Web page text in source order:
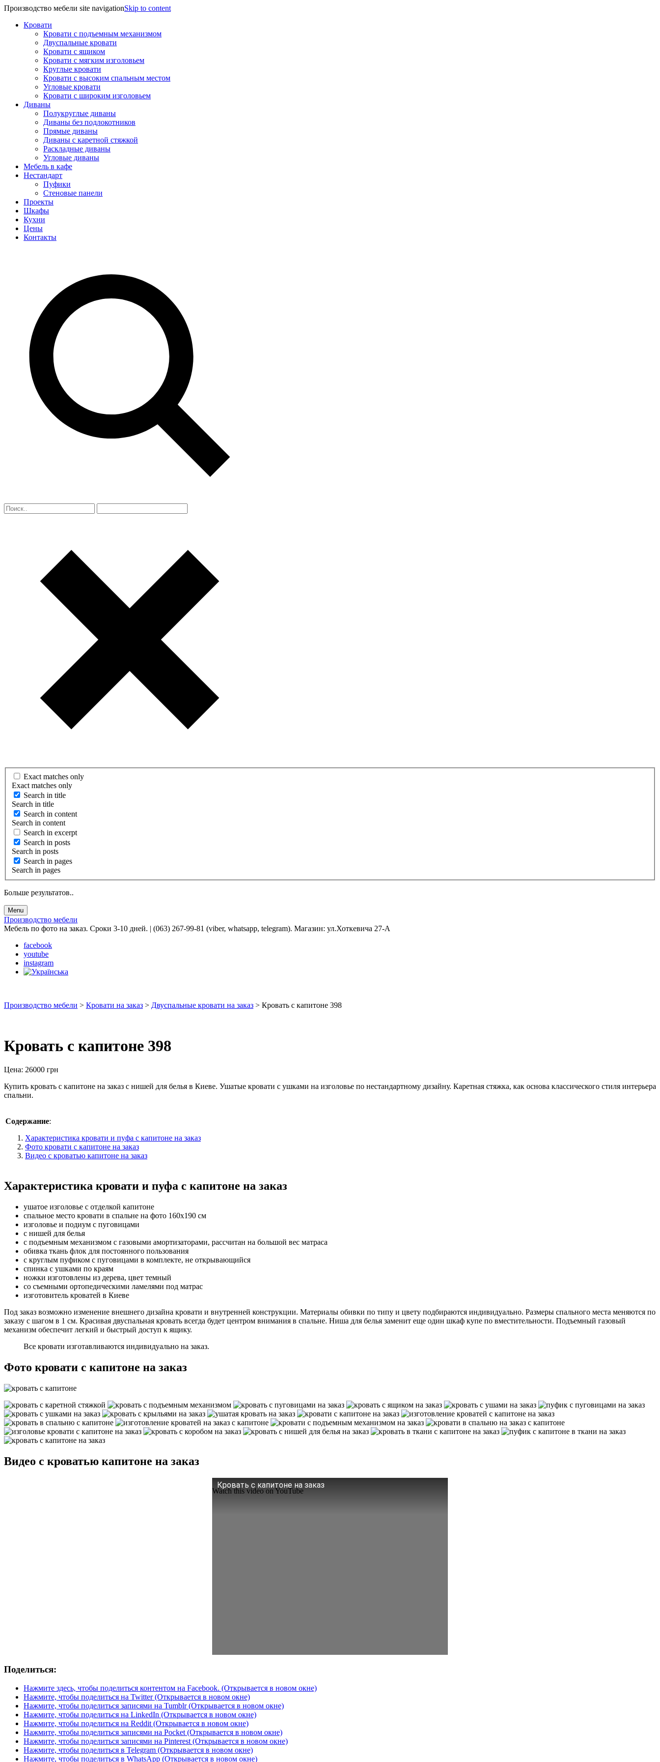
Производство мебели site navigationSkip to content
Кровати
Кровати с подъемным механизмом
Двуспальные кровати
Кровати с ящиком
Кровати с мягким изголовьем
Круглые кровати
Кровати с высоким спальным местом
Угловые кровати
Кровати с широким изголовьем
Диваны
Полукруглые диваны
Диваны без подлокотников
Прямые диваны
Диваны с каретной стяжкой
Раскладные диваны
Угловые диваны
Мебель в кафе
Нестандарт
Пуфики
Стеновые панели
Проекты
Шкафы
Кухни
Цены
Контакты
Exact matches only
Exact matches only
Search in title
Search in title
Search in content
Search in content
Search in excerpt
Search in posts
Search in posts
Search in pages
Search in pages
Больше результатов..
Menu
Производство мебели
Мебель по фото на заказ. Сроки 3-10 дней. | (063) 267-99-81 (viber, whatsapp, telegram). Магазин: ул.Хоткевича 27-А
facebook
youtube
instagram
Производство мебели > Кровати на заказ > Двуспальные кровати на заказ > Кровать с капитоне 398
Кровать с капитоне 398
Цена: 26000 грн
Купить кровать с капитоне на заказ с нишей для белья в Киеве. Ушатые кровати с ушками на изголовье по нестандартному дизайну. Каретная стяжка, как основа классического стиля интерьера
спальни.
Содержание:
Характеристика кровати и пуфа с капитоне на заказ
Фото кровати с капитоне на заказ
Видео с кроватью капитоне на заказ
Характеристика кровати и пуфа с капитоне на заказ
ушатое изголовье с отделкой капитоне
спальное место кровати в спальне на фото 160х190 см
изголовье и подиум с пуговицами
с нишей для белья
с подъемным механизмом с газовыми амортизаторами, рассчитан на большой вес матраса
обивка ткань флок для постоянного пользования
с круглым пуфиком с пуговицами в комплекте, не открывающийся
спинка с ушками по краям
ножки изготовлены из дерева, цвет темный
со съемными ортопедическими ламелями под матрас
изготовитель кроватей в Киеве
Под заказ возможно изменение внешнего дизайна кровати и внутренней конструкции. Материалы обивки по типу и цвету подбираются индивидуально. Размеры спального места меняются по
заказу с шагом в 1 см. Красивая двуспальная кровать всегда будет центром внимания в спальне. Ниша для белья заменит еще один шкаф купе по вместительности. Подъемный газовый
механизм обеспечит легкий и быстрый доступ к ящику.
Все кровати изготавливаются индивидуально на заказ.
Фото кровати с капитоне на заказ
Видео с кроватью капитоне на заказ
Кровать с капитоне на заказ
Watch this video on YouTube
Поделиться:
Нажмите здесь, чтобы поделиться контентом на Facebook. (Открывается в новом окне)
Нажмите, чтобы поделиться на Twitter (Открывается в новом окне)
Нажмите, чтобы поделиться записями на Tumblr (Открывается в новом окне)
Нажмите, чтобы поделиться на LinkedIn (Открывается в новом окне)
Нажмите, чтобы поделиться на Reddit (Открывается в новом окне)
Нажмите, чтобы поделиться записями на Pocket (Открывается в новом окне)
Нажмите, чтобы поделиться записями на Pinterest (Открывается в новом окне)
Нажмите, чтобы поделиться в Telegram (Открывается в новом окне)
Нажмите, чтобы поделиться в WhatsApp (Открывается в новом окне)